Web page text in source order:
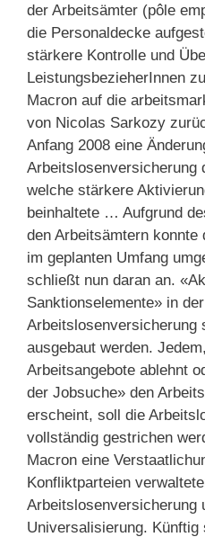
der Arbeitsämter (pôle
die Personaldecke
stärkere Kontrolle und
LeistungsbezieherInnen
Macron auf die
von Nicolas Sarkozy
Anfang 2008 eine
Arbeitslosenversicherung
welche stärkere
beinhaltete … Aufgrund
den Arbeitsämtern
im geplanten Umfang
schließt nun daran an.
Sanktionselemente» in der
Arbeitslosenversicherung
ausgebaut werden.
Arbeitsangebote ablehnt
der Jobsuche» den
erscheint, soll die
vollständig gestrichen
Macron eine
Konfliktparteien
Arbeitslosenversicherung
Universalisierung. Künftig